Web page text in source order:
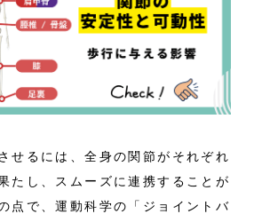
せるには、全身の関節がそれぞれ
たし、スムーズに連携することが
点で、運動科学の「ジョイントバ